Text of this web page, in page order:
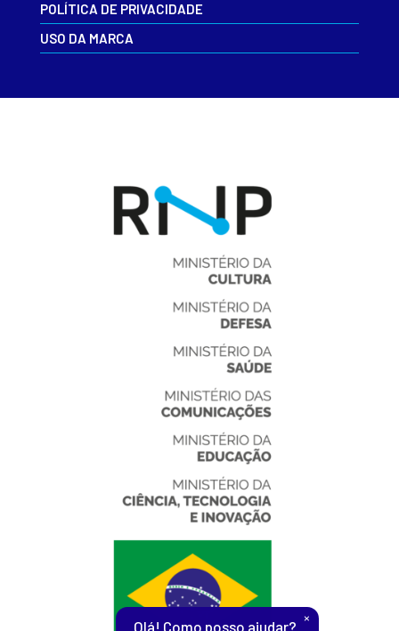
POLÍTICA DE PRIVACIDADE
USO DA MARCA
Olá! Como posso ajudar?
×